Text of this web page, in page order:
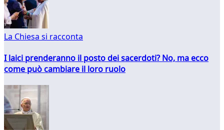
La Chiesa si racconta
I laici prenderanno il posto dei sacerdoti? No, ma ecco
come può cambiare il loro ruolo